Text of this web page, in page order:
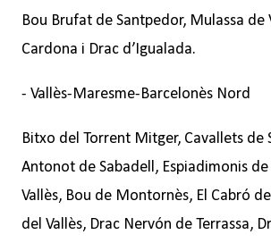
Bou Brufat de Santpedor, Mulassa de
Cardona i Drac d’Igualada.
- Vallès-Maresme-Barcelonès Nord
Bitxo del Torrent Mitger, Cavallets de
Antonot de Sabadell, Espiadimonis
Vallès, Bou de Montornès, El Cabró
del Vallès, Drac Nervón de Terrassa,